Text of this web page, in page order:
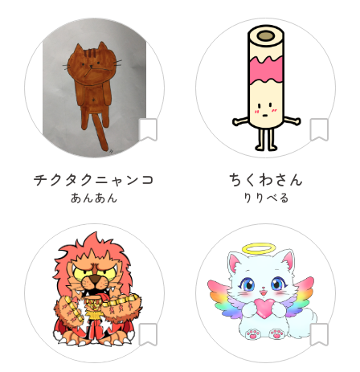
チクタクニャンコ
あんあん
ちくわさん
りりべる